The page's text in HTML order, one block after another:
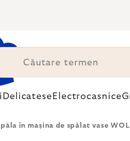
Delicatese Electrocasnice
în mașina de spălat vase